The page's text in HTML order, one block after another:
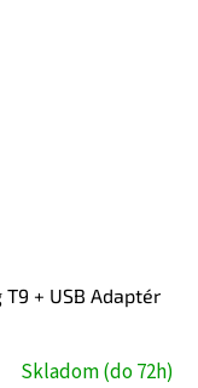
T9 + USB Adaptér
Skladom (do 72h)